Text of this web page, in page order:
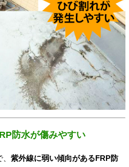
防水が傷みやすい
紫外線に弱い傾向があるFRP防